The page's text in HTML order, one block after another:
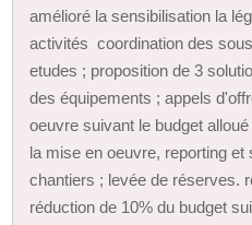
amélioré la sensibilisation la
activités coordination des
etudes ; proposition de 3
des équipements ; appels
oeuvre suivant le budget
la mise en oeuvre, reporting et
chantiers ; levée de réserves.
réduction de 10% du budget